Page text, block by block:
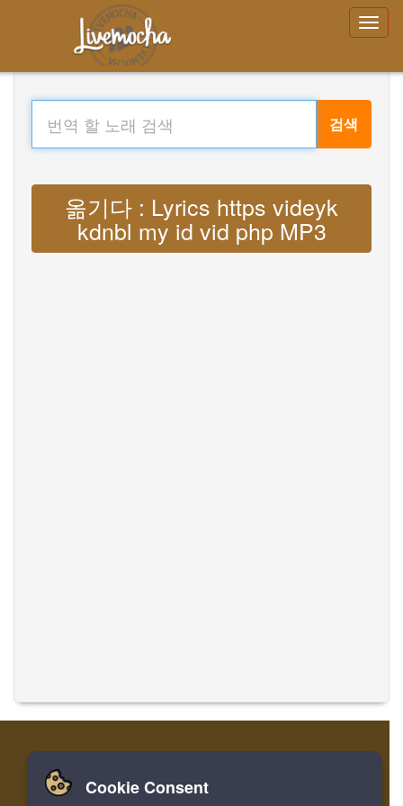
검색
옮기다 : Lyrics https videyk
kdnbl my id vid php MP3
집 로그인 레지스터
Cookie Consent